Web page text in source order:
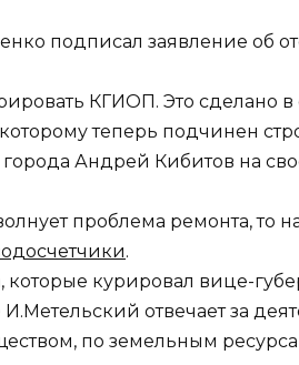
подписал заявление об
КГИОП. Это сделано в
теперь подчинен
Андрей Кибитов на
проблема ремонта, то
.
которые курировал вице-
отвечает за
по земельным